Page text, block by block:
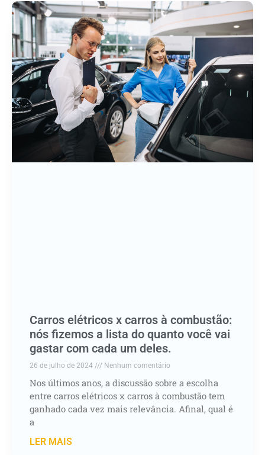
Carros elétricos x carros à combustão:
nós fizemos a lista do quanto você vai
gastar com cada um deles.
26 de julho de 2024 Nenhum comentário
Nos últimos anos, a discussão sobre a escolha
entre carros elétricos x carros à combustão tem
ganhado cada vez mais relevância. Afinal, qual é
a
LER MAIS